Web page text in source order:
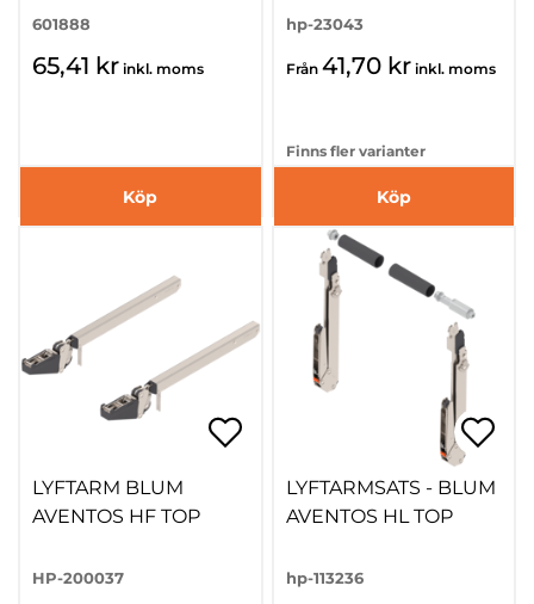
601888
65,41 kr inkl. moms
Köp
hp-23043
Från 41,70 kr inkl. moms
Finns fler varianter
Köp
LYFTARM BLUM
AVENTOS HF TOP
HP-200037
LYFTARMSATS - BLUM
AVENTOS HL TOP
hp-113236